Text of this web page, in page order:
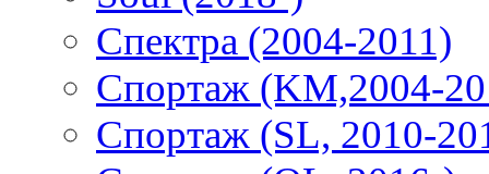
Спектра (2004-2011)
Спортаж (KM,2004-
Спортаж (SL, 2010-